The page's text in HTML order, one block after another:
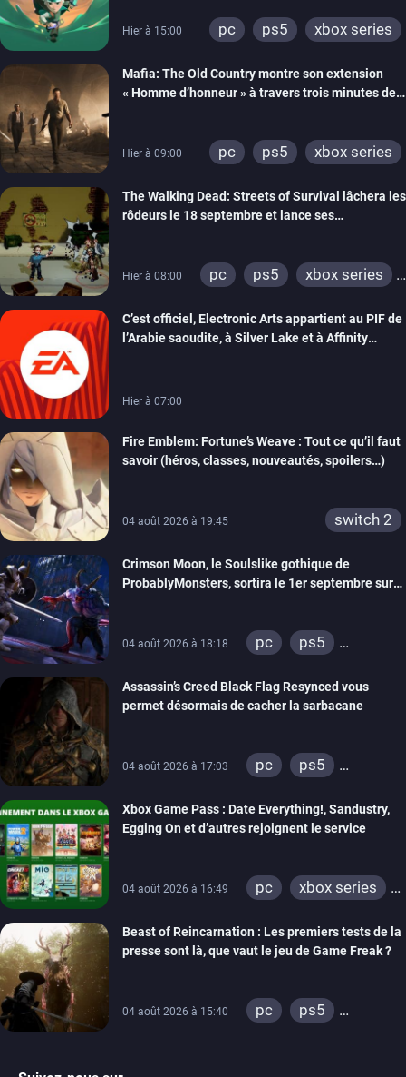
Hier à 15:00 pc ps5 xbox series
Mafia: The Old Country montre son extension
« Homme d’honneur » à travers trois minutes de
Hier à 09:00 pc ps5 xbox series
The Walking Dead: Streets of Survival lâchera les
rôdeurs le 18 septembre et lance ses
Hier à 08:00 pc ps5
xbox series
C’est officiel, Electronic Arts appartient au PIF de
l’Arabie saoudite, à Silver Lake et à Affinity
Hier à 07:00
Fire Emblem: Fortune’s Weave : Tout ce qu’il faut
savoir (héros, classes, nouveautés, spoilers…)
04 août 2026 à 19:45 switch 2
Crimson Moon, le Soulslike gothique de
ProbablyMonsters, sortira le 1er septembre sur
04 août 2026 à 18:18 pc
ps5
Assassin’s Creed Black Flag Resynced vous
permet désormais de cacher la sarbacane
04 août 2026 à 17:03 pc
ps5
Xbox Game Pass : Date Everything!, Sandustry,
Egging On et d’autres rejoignent le service
04 août 2026 à 16:49 pc
xbox series
Beast of Reincarnation : Les premiers tests de la
presse sont là, que vaut le jeu de Game Freak ?
04 août 2026 à 15:40 pc
ps5